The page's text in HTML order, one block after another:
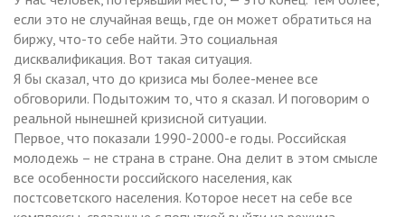
если это не случайная вещь, где он может обратиться на
биржу, что-то себе найти. Это социальная
дисквалификация. Вот такая ситуация.
Я бы сказал, что до кризиса мы более-менее все
обговорили. Подытожим то, что я сказал. И поговорим о
реальной нынешней кризисной ситуации.
Первое, что показали 1990-2000-е годы. Российская
молодежь – не страна в стране. Она делит в этом смысле
все особенности российского населения, как
постсоветского населения. Которое несет на себе все